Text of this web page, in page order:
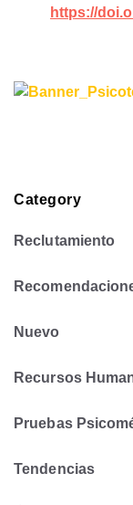
https://
Category
Reclutamiento
Nuevo
Recursos
Pruebas
Tendencias